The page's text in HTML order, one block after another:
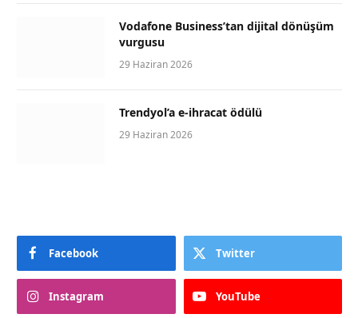
Vodafone Business’tan dijital dönüşüm
vurgusu
29 Haziran 2026
Trendyol’a e-ihracat ödülü
29 Haziran 2026
Facebook Twitter
Instagram YouTube